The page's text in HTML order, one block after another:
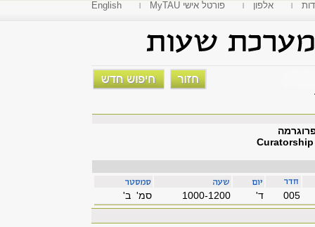
English MyTAU פורטל אישי אלפון
סמ' ב' 1000-1200 'ד 005